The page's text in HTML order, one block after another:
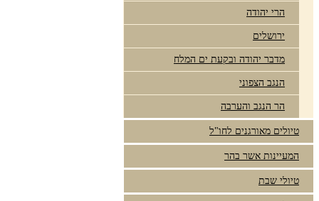
הרי יהודה
ירושלים
מדבר יהודה ובקעת ים המלח
הנגב הצפוני
הר הנגב והערבה
טיולים מאורגנים לחו"ל
המעיינות אשר בהר
טיולי שבת